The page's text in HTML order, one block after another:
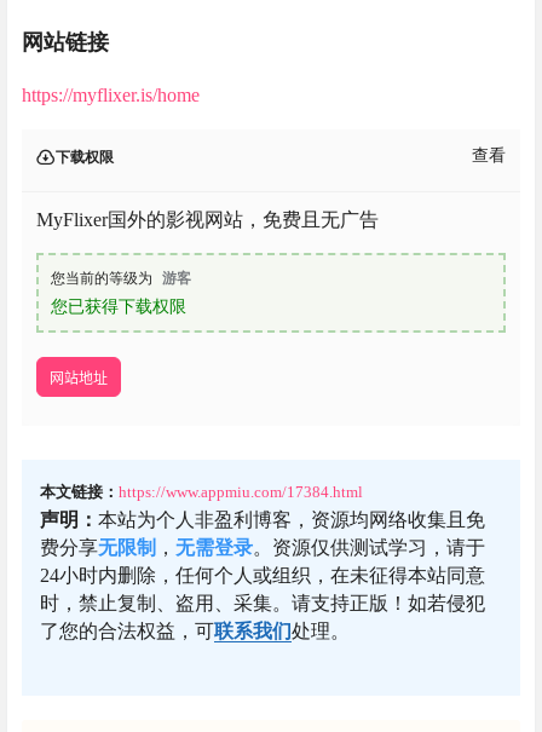
网站链接
https://myflixer.is/home
下载权限 查看
MyFlixer国外的影视网站，免费且无广告
您当前的等级为 游客
您已获得下载权限
网站地址
本文链接： https://www.appmiu.com/17384.html
声明： 本站为个人非盈利博客，资源均网络收集且免
费分享无限制 ， 无需登录。资源仅供测试学习，请于
24小时内删除，任何个人或组织，在未征得本站同意
时，禁止复制、盗用、采集。请支持正版！如若侵犯
了您的合法权益，可联系我们处理。